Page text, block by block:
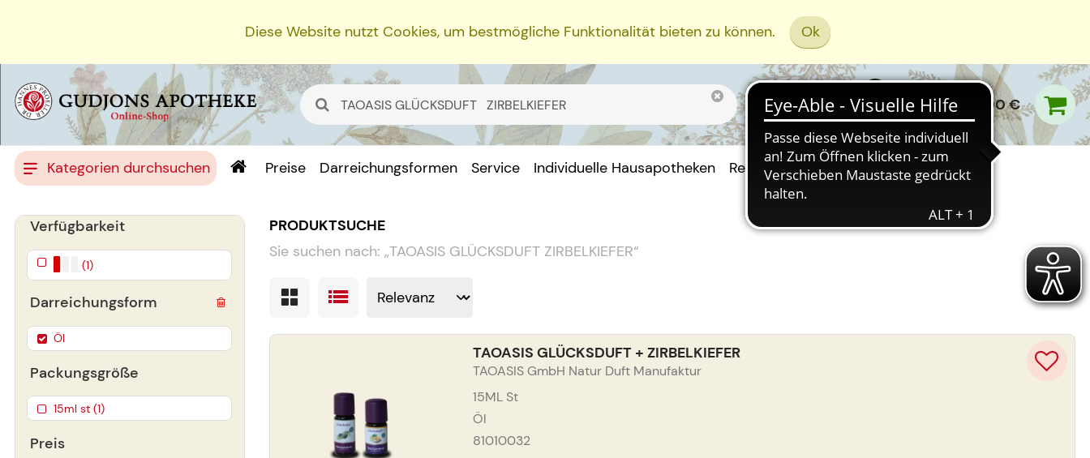
Diese Website nutzt Cookies, um bestmögliche Funktionalität bieten zu können. Ok
0,00 €
Kategorien durchsuchen Preise Darreichungsformen Service Individuelle Hausapotheken Rezept Einreichen
PRODUKTSUCHE
Sie suchen nach: „TAOASIS GLÜCKSDUFT ZIRBELKIEFER“
TAOASIS GLÜCKSDUFT + ZIRBELKIEFER
TAOASIS GmbH Natur Duft Manufaktur
15ML St
Öl
81010032
Verfügbarkeit
(1)
Darreichungsform
Öl
Packungsgröße
15ml st (1)
Preis